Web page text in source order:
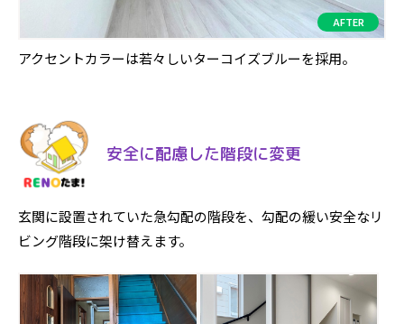
アクセントカラーは若々しいターコイズブルーを採用。
安全に配慮した階段に変更
玄関に設置されていた急勾配の階段を、勾配の緩い安全なリ
ビング階段に架け替えます。